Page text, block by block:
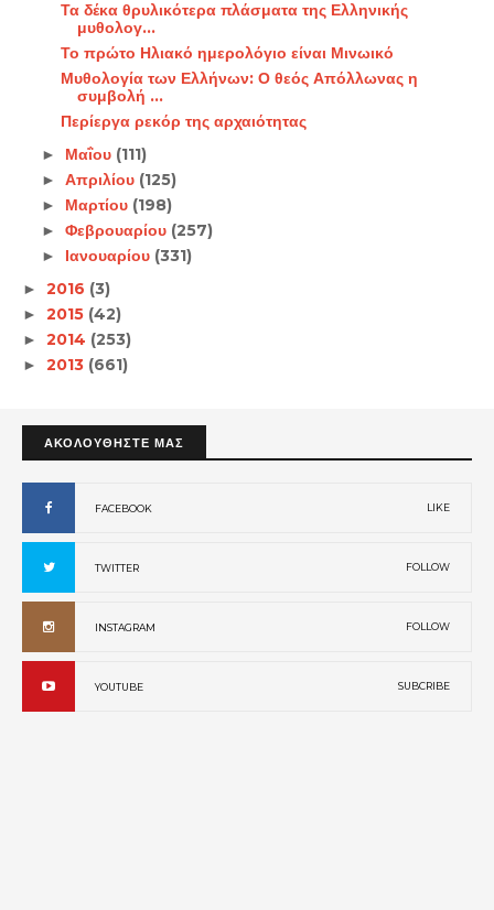
Τα δέκα θρυλικότερα πλάσματα της Ελληνικής
μυθολογ...
Το πρώτο Ηλιακό ημερολόγιο είναι Μινωικό
Μυθολογία των Ελλήνων: Ο θεός Απόλλωνας η
συμβολή ...
Περίεργα ρεκόρ της αρχαιότητας
► Μαΐου (111)
► Απριλίου (125)
► Μαρτίου (198)
► Φεβρουαρίου (257)
► Ιανουαρίου (331)
► 2016 (3)
► 2015 (42)
► 2014 (253)
► 2013 (661)
ΑΚΟΛΟΥΘΗΣΤΕ ΜΑΣ
FACEBOOK LIKE
TWITTER FOLLOW
INSTAGRAM FOLLOW
YOUTUBE SUBCRIBE